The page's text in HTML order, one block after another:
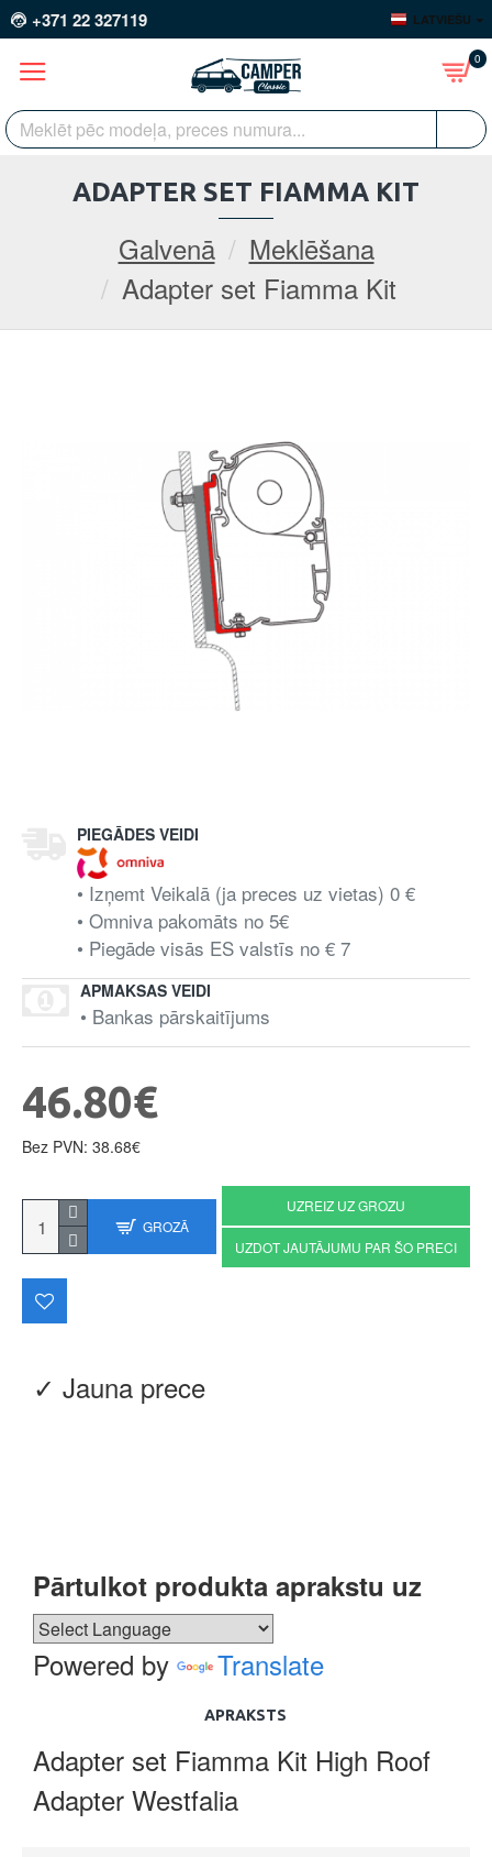
+371 22 327119 LATVIEŠU
0
Galvenā
Meklēšana
Adapter set Fiamma Kit
ADAPTER SET FIAMMA KIT
PIEGĀDES VEIDI
• Izņemt Veikalā (ja preces uz vietas) 0 €
• Omniva pakomāts no 5€
• Piegāde visās ES valstīs no € 7
APMAKSAS VEIDI
• Bankas pārskaitījums
✓ Jauna prece
Pārtulkot produkta aprakstu uz
Powered by Translate
APRAKSTS
Adapter set Fiamma Kit High Roof
Adapter Westfalia
46.80€
Bez PVN: 38.68€
GROZĀ
UZREIZ UZ GROZU
UZDOT JAUTĀJUMU PAR ŠO PRECI